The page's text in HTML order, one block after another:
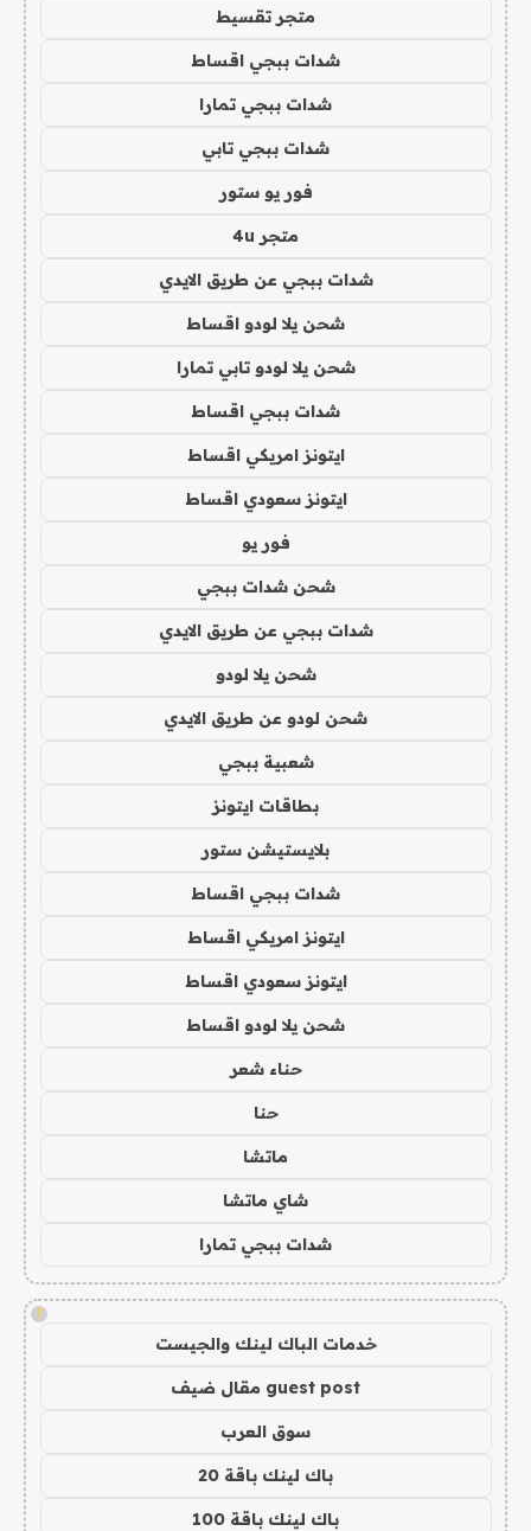
متجر تقسيط
شدات ببجي اقساط
شدات ببجي تمارا
شدات ببجي تابي
فور يو ستور
متجر 4u
شدات ببجي عن طريق الايدي
شحن يلا لودو اقساط
شحن يلا لودو تابي تمارا
شدات ببجي اقساط
ايتونز امريكي اقساط
ايتونز سعودي اقساط
فور يو
شحن شدات ببجي
شدات ببجي عن طريق الايدي
شحن يلا لودو
شحن لودو عن طريق الايدي
شعبية ببجي
بطاقات ايتونز
بلايستيشن ستور
شدات ببجي اقساط
ايتونز امريكي اقساط
ايتونز سعودي اقساط
شحن يلا لودو اقساط
حناء شعر
حنا
ماتشا
شاي ماتشا
شدات ببجي تمارا
!
خدمات الباك لينك والجيست
guest post مقال ضيف
سوق العرب
باك لينك باقة 20
باك لينك باقة 100